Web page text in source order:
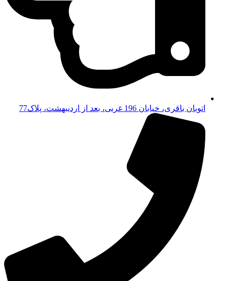
اتوبان باقری، خیابان 196 غربی، بعد از اردیبهشت، پلاک77